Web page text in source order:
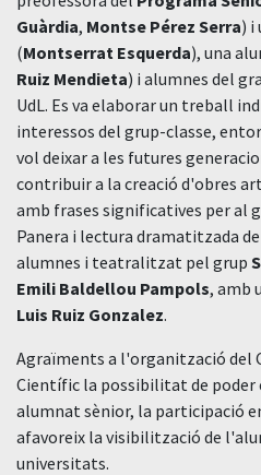
Guàrdia, Montse Pérez Serra) i
(Montserrat Esquerda), una
Ruiz Mendieta) i alumnes del
UdL. Es va elaborar un treball
interessos del grup-classe,
vol deixar a les futures
contribuir a la creació d'obres
amb frases significatives per al
Panera i lectura dramatitzada
alumnes i teatralitzat pel grup
Emili Baldellou Pampols, amb
Luis Ruiz Gonzalez.
Agraïments a l'organització del
Científic la possibilitat de
alumnat sènior, la participació
afavoreix la visibilització de
universitats.